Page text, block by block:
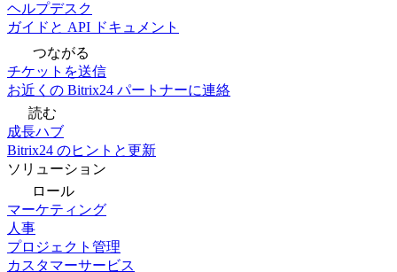
ヘルプデスク
ガイドと API ドキュメント
つながる
チケットを送信
お近くの Bitrix24 パートナーに連絡
読む
成長ハブ
Bitrix24 のヒントと更新
ソリューション
ロール
マーケティング
人事
プロジェクト管理
カスタマーサービス